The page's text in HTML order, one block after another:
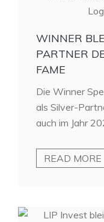
WINNER
PARTNER
FAME
Die Winner
als Silver-
auch im Jahr
READ MORE